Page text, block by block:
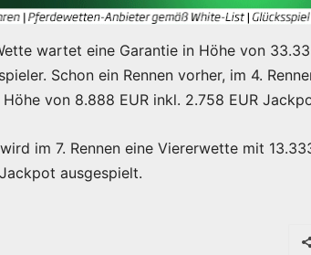
wartet eine Garantie in Höhe von
Schon ein Rennen vorher, im 4.
Höhe von 8.888 EUR inkl. 2.758 EUR
im 7. Rennen eine Viererwette mit
ausgespielt.